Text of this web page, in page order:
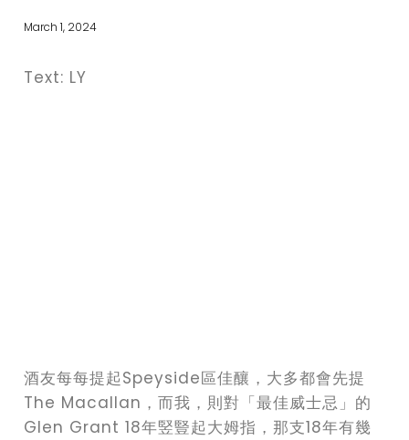
March 1, 2024
Text: LY
酒友每每提起Speyside區佳釀，大多都會先提
The Macallan，而我，則對「最佳威士忌」的
Glen Grant 18年竪豎起大姆指，那支18年有幾